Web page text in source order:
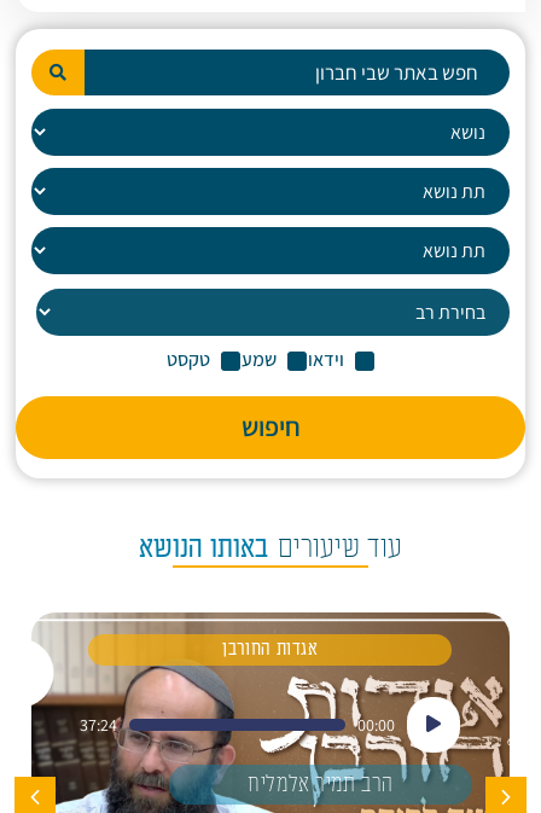
וידאו שמע טקסט
חיפוש
עוד שיעורים באותו הנושא
אגדות החורבן
נגן
אודיו
00:00
37:24
הרב תמיר אלמליח